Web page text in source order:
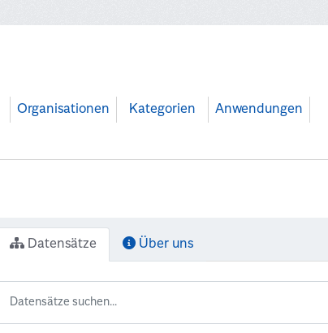
Organisationen Kategorien Anwendungen
Datensätze Über uns